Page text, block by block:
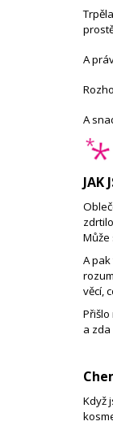
A
A
JAK
Může
A
věcí,
a zda
Když